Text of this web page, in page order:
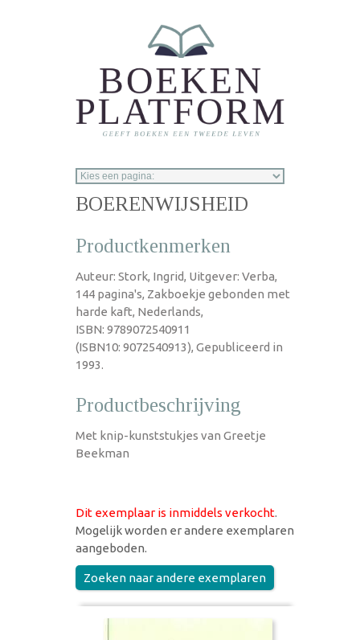
BOERENWIJSHEID
Productkenmerken
Auteur: Stork, Ingrid, Uitgever: Verba,
144 pagina's, Zakboekje gebonden met
harde kaft, Nederlands,
ISBN: 9789072540911
(ISBN10: 9072540913), Gepubliceerd in
1993.
Productbeschrijving
Met knip-kunststukjes van Greetje
Beekman
Dit exemplaar is inmiddels verkocht.
Mogelijk worden er andere exemplaren
aangeboden.
Zoeken naar andere exemplaren